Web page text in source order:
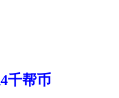
千帮币